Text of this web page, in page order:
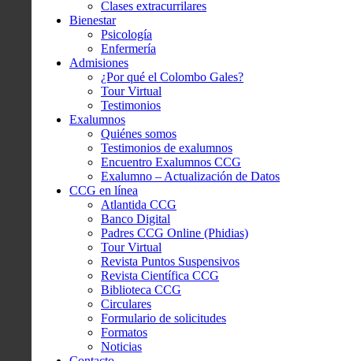
Clases extracurrilares
Bienestar
Psicología
Enfermería
Admisiones
¿Por qué el Colombo Gales?
Tour Virtual
Testimonios
Exalumnos
Quiénes somos
Testimonios de exalumnos
Encuentro Exalumnos CCG
Exalumno – Actualización de Datos
CCG en línea
Atlantida CCG
Banco Digital
Padres CCG Online (Phidias)
Tour Virtual
Revista Puntos Suspensivos
Revista Científica CCG
Biblioteca CCG
Circulares
Formulario de solicitudes
Formatos
Noticias